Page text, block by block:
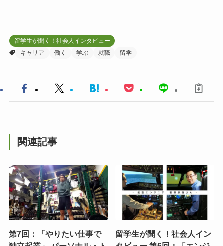
留学生が聞く！社会人インタビュー
キャリア
働く 学ぶ 就職 留学
関連記事
第7回：「やりたい仕事で
留学生が聞く！社会人イン